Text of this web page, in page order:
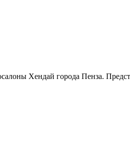
Хендай города Пенза.